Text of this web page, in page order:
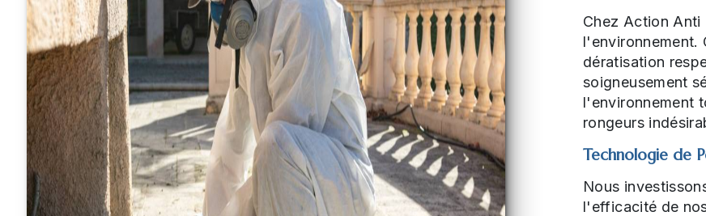
Chez Action Anti
l'environnement.
dératisation
soigneusement
l'environnement
rongeurs
Technologie de
Nous
l'efficacité de